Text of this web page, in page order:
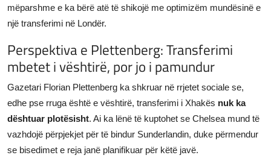
mëparshme e ka bërë atë të shikojë me optimizëm mundësinë e
një transferimi në Londër.
Perspektiva e Plettenberg: Transferimi
mbetet i vështirë, por jo i pamundur
Gazetari Florian Plettenberg ka shkruar në rrjetet sociale se,
edhe pse rruga është e vështirë, transferimi i Xhakës nuk ka
dështuar plotësisht. Ai ka lënë të kuptohet se Chelsea mund të
vazhdojë përpjekjet për të bindur Sunderlandin, duke përmendur
se bisedimet e reja janë planifikuar për këtë javë.